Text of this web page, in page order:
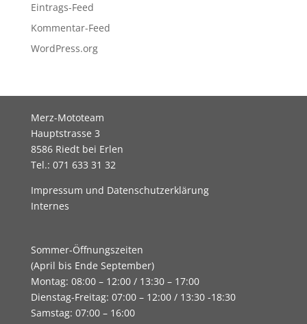
Eintrags-Feed
Kommentar-Feed
WordPress.org
Merz-Mototeam
Hauptstrasse 3
8586 Riedt bei Erlen
Tel.: 071 633 31 32
Impressum und Datenschutzerklärung
Internes
Sommer-Öffnungszeiten
(April bis Ende September)
Montag: 08:00 – 12:00 / 13:30 – 17:00
Dienstag-Freitag: 07:00 – 12:00 / 13:30 -18:30
Samstag: 07:00 – 16:00